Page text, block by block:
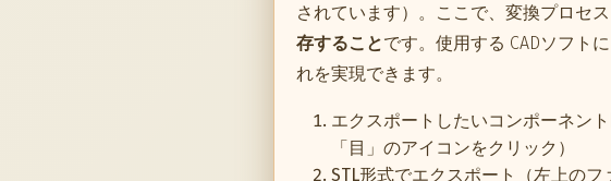
されています）。ここで、変換プロセ
存することです。使用する CADソフト
れを実現できます。
エクスポートしたいコンポーネン
「目」のアイコンをクリック）
STL形式でエクスポート（左上の